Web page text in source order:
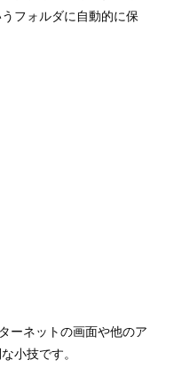
うフォルダに自動的に保
ーネットの画面や他のア
小技です。